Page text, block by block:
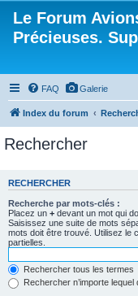
Le Forum
Précieuses.
FAQ Galerie
Index du forum
Rechercher
RECHERCHER
Recherche par mots-clés :
Placez un + devant un mot qui
Saisissez une suite de mots
mots doit être trouvé. Utilisez le
partielles.
Rechercher tous les termes
Rechercher n’importe